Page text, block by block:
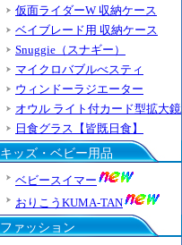
仮面ライダーW 収納ケース
ベイブレード用 収納ケース
Snuggie（スナギー）
マイクロバブルべスティ
ウィンドーラジエーター
オウル ライト付カード型拡大鏡
日食グラス【皆既日食】
キッズ・ベビー用品
ベビースイマー
おりこうKUMA-TAN
ファッション